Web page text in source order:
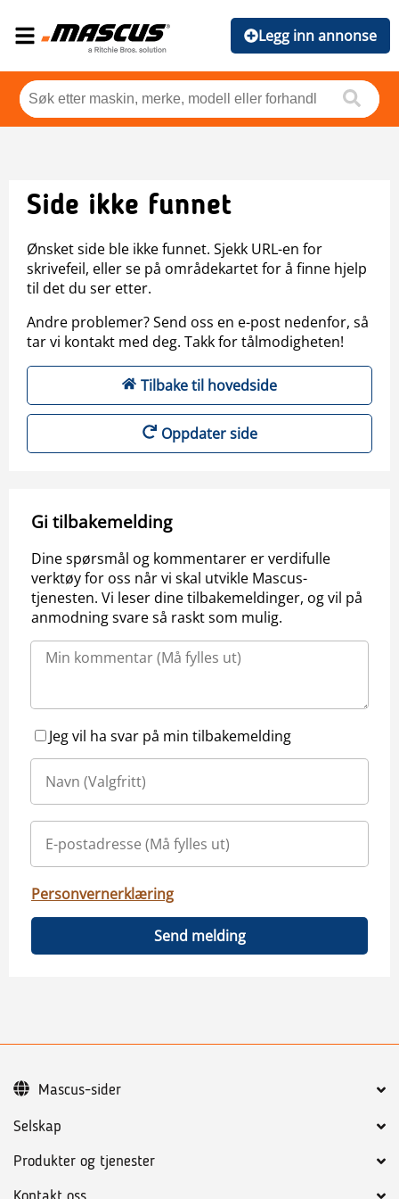
Legg inn annonse
Side ikke funnet
Ønsket side ble ikke funnet. Sjekk URL-en for
skrivefeil, eller se på områdekartet for å finne hjelp
til det du ser etter.
Andre problemer? Send oss en e-post nedenfor, så
tar vi kontakt med deg. Takk for tålmodigheten!
Tilbake til hovedside
Oppdater side
Gi tilbakemelding
Dine spørsmål og kommentarer er verdifulle
verktøy for oss når vi skal utvikle Mascus-
tjenesten. Vi leser dine tilbakemeldinger, og vil på
anmodning svare så raskt som mulig.
Jeg vil ha svar på min tilbakemelding
Personvernerklæring
Send melding
Selskap
Produkter og tjenester
Mascus-sider